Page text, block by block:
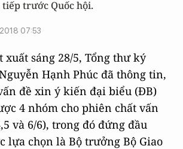
trước Quốc hội.
07:53
xuất sáng 28/5, Tổng thư ký
Hạnh Phúc đã thông tin,
đề xin ý kiến đại biểu (ĐB)
4 nhóm cho phiên chất vấn
và 6/6), trong đó đứng đầu
lựa chọn là Bộ trưởng Bộ Giao